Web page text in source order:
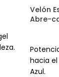
Velón
Abre-
hacia el
Azul.